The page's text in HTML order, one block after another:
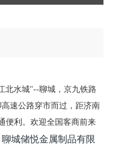
北水城"--聊城，京九铁路
速公路穿市而过，距济南
便利。欢迎全国客商前来
聊城储悦金属制品有限